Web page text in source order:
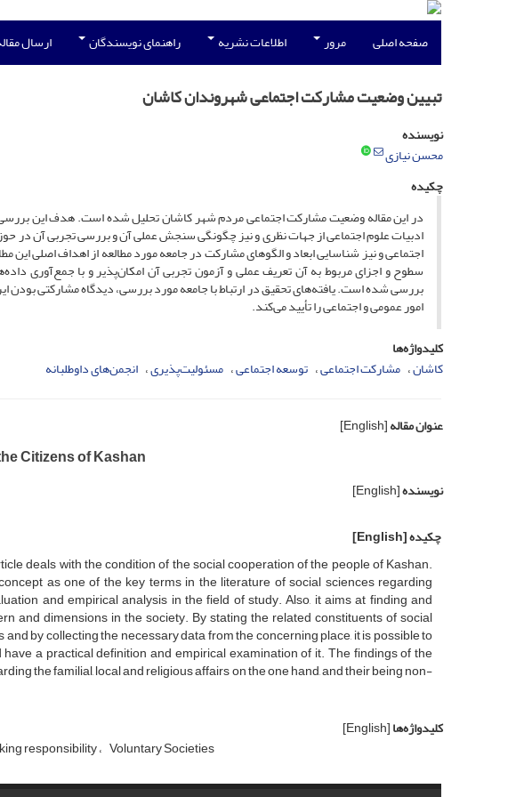
صفحه اصلی مرور اطلاعات نشریه راهنمای نویسندگان ارسال
تبیین وضعیت مشارکت اجتماعی شهروندان کاشان
نویسنده
محسن نیازی
چکیده
در این مقاله وضعیت مشارکت اجتماعی مردم شهر کاشان تحلیل شده است. هدف این بررسی
ادبیات علوم اجتماعی از جهات نظری و نیز چگونگی سنجش عملی آن و بررسی تجربی آن در
اجتماعی و نیز شناسایی ابعاد و الگوهای مشارکت در جامعه مورد مطالعه از اهداف اصلی این
سطوح و اجزای مربوط به آن تعریف عملی و آزمون تجربی آن امکان‌پذیر و با جمع‌آوری
بررسی شده است. یافته‌های تحقیق در ارتباط با جامعه مورد بررسی، دیدگاه مشارکتی بودن
امور عمومی و اجتماعی را تأیید می‌کند.
کلیدواژه‌ها
کاشان مشارکت اجتماعی توسعه اجتماعی مسئولیت‌پذیری انجمن‌های داوطلبانه
عنوان مقاله[English]
Citizens of Kashan
نویسنده[English]
چکیده[English]
deals with the condition of the social cooperation of the people of Kashan.
as one of the key terms in the literature of social sciences regarding
and empirical analysis in the field of study. Also, it aims at finding and
and dimensions in the society. By stating the related constituents of social
by collecting the necessary data from the concerning place, it is possible to
a practical definition and empirical examination of it. The findings of the
the familial, local and religious affairs on the one hand, and their being non-
کلیدواژه‌ها[English]
responsibility Voluntary Societies